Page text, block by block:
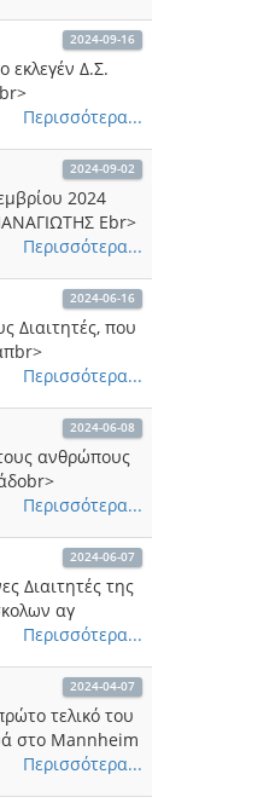
2024-09-16
εκλεγέν Δ.Σ.
Περισσότερα...
2024-09-02
2024
Εbr>
Περισσότερα...
2024-06-16
Διαιτητές, που
Περισσότερα...
2024-06-08
ανθρώπους
Περισσότερα...
2024-06-07
Διαιτητές της
αγ
Περισσότερα...
2024-04-07
τελικό του
στο Mannheim
Περισσότερα...